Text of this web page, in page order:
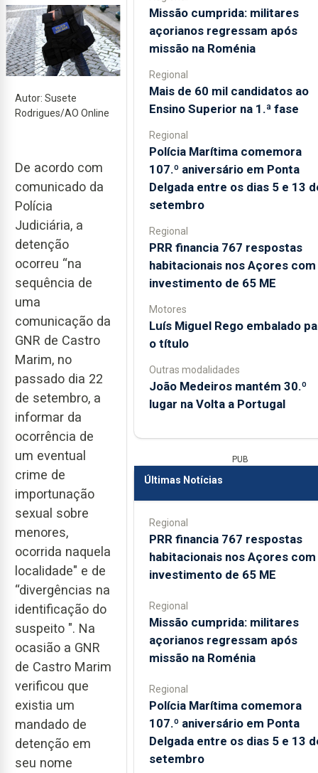
Autor: Susete
Rodrigues/AO Online
De acordo com
comunicado da
Polícia
Judiciária, a
detenção
ocorreu “na
sequência de
uma
comunicação da
GNR de Castro
Marim, no
passado dia 22
de setembro, a
informar da
ocorrência de
um eventual
crime de
importunação
sexual sobre
menores,
ocorrida naquela
localidade" e de
“divergências na
identificação do
suspeito ". Na
ocasião a GNR
de Castro Marim
verificou que
existia um
mandado de
detenção em
seu nome
Missão cumprida: militares
açorianos regressam após
missão na Roménia
Regional
Mais de 60 mil candidatos ao
Ensino Superior na 1.ª fase
Regional
Polícia Marítima comemora
107.º aniversário em Ponta
Delgada entre os dias 5 e 13
setembro
Regional
PRR financia 767 respostas
habitacionais nos Açores com
investimento de 65 ME
Motores
Luís Miguel Rego embalado
o título
Outras modalidades
João Medeiros mantém 30.º
lugar na Volta a Portugal
PUB
Últimas Notícias
Regional
PRR financia 767 respostas
habitacionais nos Açores com
investimento de 65 ME
Regional
Missão cumprida: militares
açorianos regressam após
missão na Roménia
Regional
Polícia Marítima comemora
107.º aniversário em Ponta
Delgada entre os dias 5 e 13
setembro